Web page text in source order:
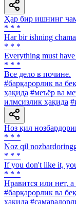
Ҳар бир ишнинг
* * *
Har bir ishning
* * *
Everything must
* * *
Все дело в почине.
#барқарорлик ва
ҳақида #меъёр ва
илмсизлик ҳақида
Ноз қил
* * *
Noz qil
* * *
If you don't like it,
* * *
Нравится или нет, а
#барқарорлик ва
ҳақида